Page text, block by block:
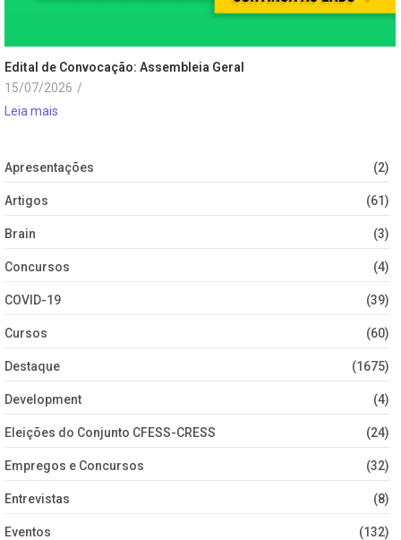
Edital de Convocação: Assembleia Geral
15/07/2026 /
Leia mais
Apresentações (2)
Artigos (61)
Brain (3)
Concursos (4)
COVID-19 (39)
Cursos (60)
Destaque (1675)
Development (4)
Eleições do Conjunto CFESS-CRESS (24)
Empregos e Concursos (32)
Entrevistas (8)
Eventos (132)